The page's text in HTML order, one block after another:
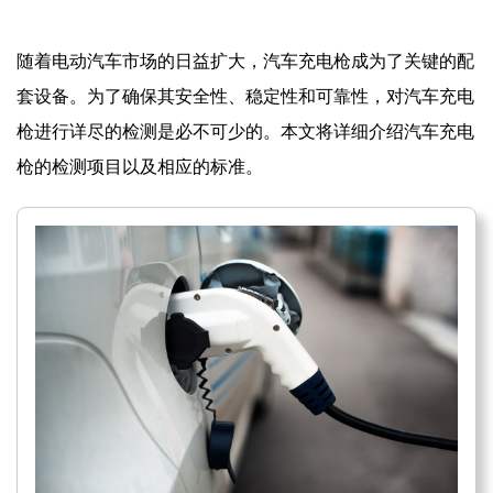
随着电动汽车市场的日益扩大，汽车充电枪成为了关键的配
套设备。为了确保其安全性、稳定性和可靠性，对汽车充电
枪进行详尽的检测是必不可少的。本文将详细介绍汽车充电
枪的检测项目以及相应的标准。